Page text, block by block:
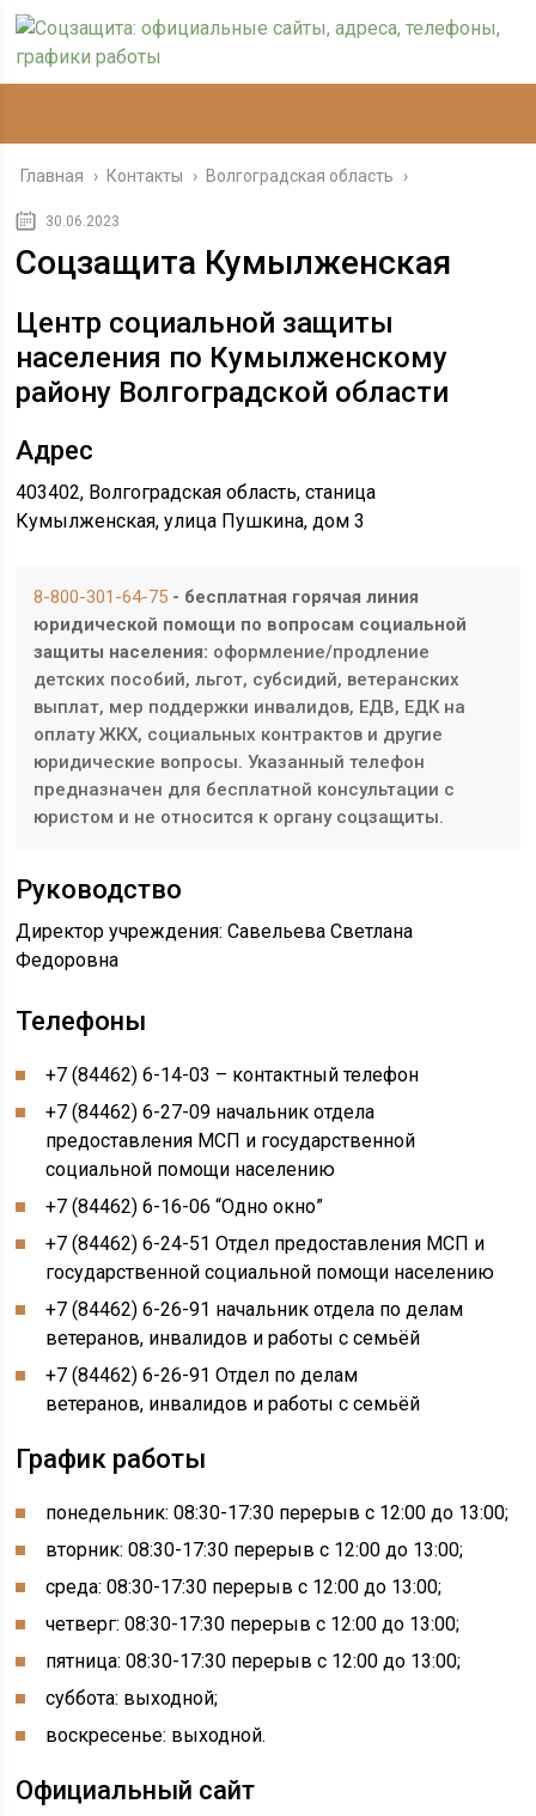
Главная › Контакты › Волгоградская область ›
30.06.2023
Соцзащита Кумылженская
Центр социальной защиты
населения по Кумылженскому
району Волгоградской области
Адрес
403402, Волгоградская область, станица
Кумылженская, улица Пушкина, дом 3
8-800-301-64-75 - бесплатная горячая линия
юридической помощи по вопросам социальной
защиты населения: оформление/продление
детских пособий, льгот, субсидий, ветеранских
выплат, мер поддержки инвалидов, ЕДВ, ЕДК на
оплату ЖКХ, социальных контрактов и другие
юридические вопросы. Указанный телефон
предназначен для бесплатной консультации с
юристом и не относится к органу соцзащиты.
Руководство
Директор учреждения: Савельева Светлана
Федоровна
Телефоны
+7 (84462) 6-14-03 – контактный телефон
+7 (84462) 6-27-09 начальник отдела
предоставления МСП и государственной
социальной помощи населению
+7 (84462) 6-16-06 “Одно окно”
+7 (84462) 6-24-51 Отдел предоставления МСП и
государственной социальной помощи населению
+7 (84462) 6-26-91 начальник отдела по делам
ветеранов, инвалидов и работы с семьёй
+7 (84462) 6-26-91 Отдел по делам
ветеранов, инвалидов и работы с семьёй
График работы
понедельник: 08:30-17:30 перерыв с 12:00 до 13:00;
вторник: 08:30-17:30 перерыв с 12:00 до 13:00;
среда: 08:30-17:30 перерыв с 12:00 до 13:00;
четверг: 08:30-17:30 перерыв с 12:00 до 13:00;
пятница: 08:30-17:30 перерыв с 12:00 до 13:00;
суббота: выходной;
воскресенье: выходной.
Официальный сайт